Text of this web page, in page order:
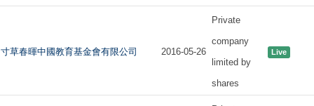
寸草春暉中國教育基金會有限公司 2016-05-26
Private
company
limited by
shares
Live